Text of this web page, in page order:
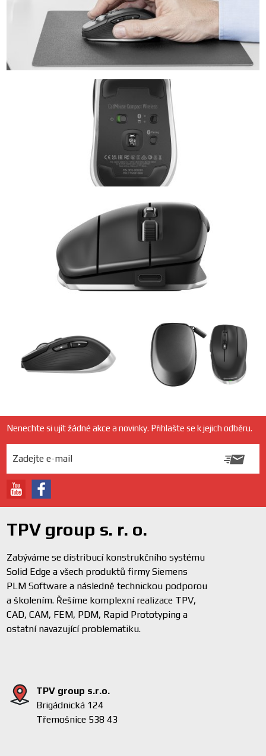
Nenechte si ujít žádné akce a novinky. Přihlašte se k jejich odběru.
TPV group s. r. o.
Zabýváme se distribucí konstrukčního systému
Solid Edge a všech produktů firmy Siemens
PLM Software a následně technickou podporou
a školením. Řešíme komplexní realizace TPV,
CAD, CAM, FEM, PDM, Rapid Prototyping a
ostatní navazující problematiku.
TPV group s.r.o.
Brigádnická 124
Třemošnice 538 43